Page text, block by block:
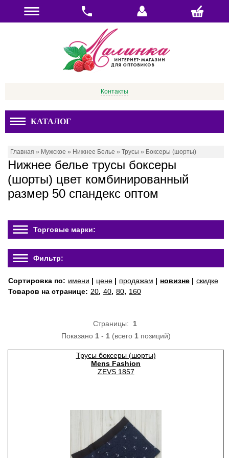
Контакты
КАТАЛОГ
Главная » Мужское » Нижнее Белье » Трусы » Боксеры (шорты)
Нижнее белье трусы боксеры
(шорты) цвет комбинированный
размер 50 спандекс оптом
Торговые марки:
Фильтр:
Сортировка по: имени | цене | продажам | новизне | скидке
Товаров на странице: 20, 40, 80, 160
Страницы: 1
Показано 1- 1(всего 1позиций)
Трусы боксеры (шорты)
Mens Fashion
ZEVS 1857